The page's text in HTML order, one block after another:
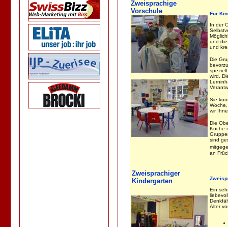
Zweisprachige
Vorschule
Für
In der
und
und
Die
wird.
Sie
wir
Die
Küche
sind
an
Zweisprachiger
Kindergarten
Ein
Alter